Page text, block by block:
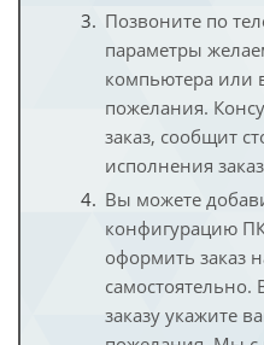
Позвоните по
параметры
компьютера или
пожелания.
заказ, сообщит
исполнения
Вы можете
конфигурацию
оформить заказ
заказу укажите